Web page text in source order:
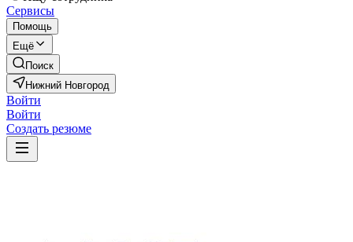
Сервисы
Помощь
Ещё
Поиск
Нижний Новгород
Войти
Войти
Создать резюме